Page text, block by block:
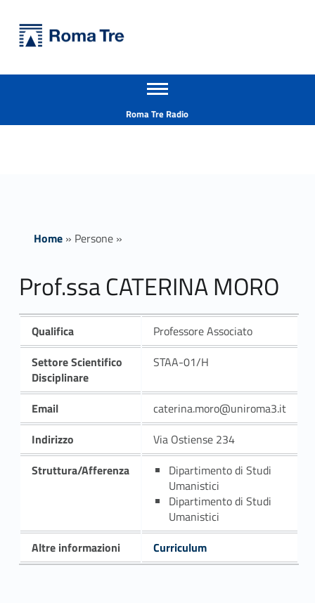
Prof.ssa CATERINA MORO insegnamenti - Università Roma Tre
Apri il menu secondario
Roma Tre Radio
Home» Persone»
Prof.ssa CATERINA MORO
Qualifica
Professore Associato
Settore Scientifico
Disciplinare
STAA-01/H
Email
caterina.moro@uniroma3.it
Indirizzo
Via Ostiense 234
Struttura/Afferenza
Dipartimento di Studi
Umanistici
Dipartimento di Studi
Umanistici
Altre informazioni
Curriculum